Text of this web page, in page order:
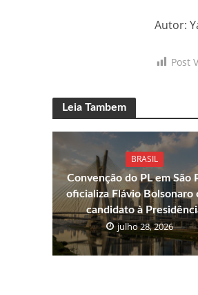
Autor:
Post
Leia Tambem
BRASIL
Convenção do PL em São
oficializa Flávio Bolsonaro
candidato à
julho 28, 2026